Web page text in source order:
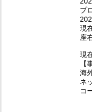
プ
現
座
現
【
海
ネ
コ